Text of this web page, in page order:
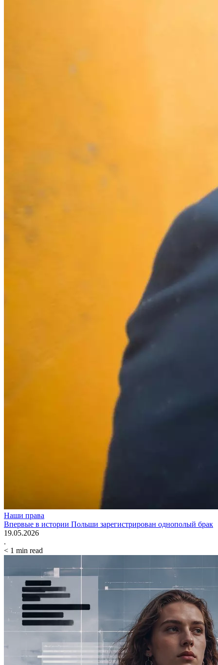
Наши права
Впервые в истории Польши зарегистрирован однополый брак
19.05.2026
.
< 1 min read